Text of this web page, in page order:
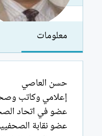
معلومات
حسن العاصي
إعلامي وكاتب
عضو في اتحاد
عضو نقابة